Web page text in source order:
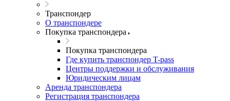
Транспондер
О транспондере
Покупка транспондера
Покупка транспондера
Где купить транспондер T-pass
Центры поддержки и обслуживания
Юридическим лицам
Аренда транспондера
Регистрация транспондера